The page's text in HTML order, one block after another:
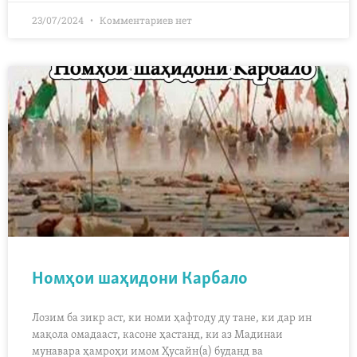
23/07/2024 Комментариев нет
Номҳои шаҳидони Карбало
Лозим ба зикр аст, ки номи ҳафтоду ду тане, ки дар ин
мақола омадааст, касоне ҳастанд, ки аз Мадинаи
мунавара ҳамроҳи имом Ҳусайн(а) буданд ва